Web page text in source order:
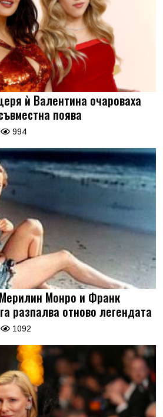
ѝ Валентина очароваха
поява
994
Монро и Франк
разпалва отново легендата
1092